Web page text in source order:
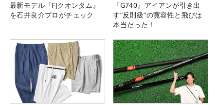
最新モデル『FJクオンタム』
を石井良介プロがチェック
『G740』アイアンが引き出
す“反則級”の寛容性と飛びは
本当だった！